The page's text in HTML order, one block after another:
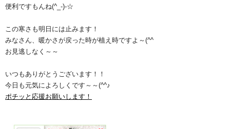
便利ですもんね(^_-)-☆
この寒さも明日には止みます！
みなさん、暖かさが戻った時が植え時ですよ～(^^ゞ
お見逃しなく～～
いつもありがとうございます！！
今日も元気によろしくです～～(^^♪
ポチッと応援お願いします！